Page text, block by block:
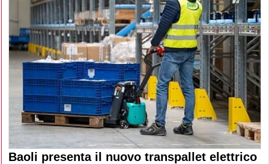
Baoli presenta il nuovo transpallet elettrico